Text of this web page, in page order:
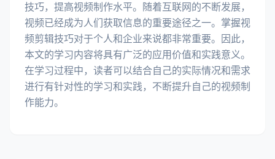
技巧，提高视频制作水平。随着互联网的不断发展，
视频已经成为人们获取信息的重要途径之一。掌握视
频剪辑技巧对于个人和企业来说都非常重要。因此，
本文的学习内容将具有广泛的应用价值和实践意义。
在学习过程中，读者可以结合自己的实际情况和需求
进行有针对性的学习和实践，不断提升自己的视频制
作能力。